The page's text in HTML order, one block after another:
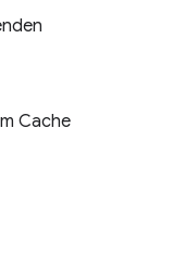
Cache